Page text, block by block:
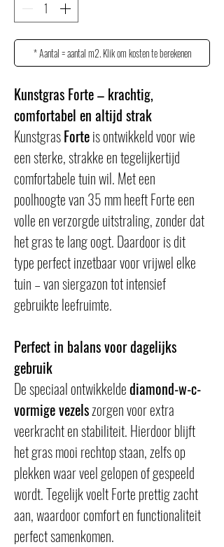
* Aantal = aantal m2. Klik om kosten te berekenen
Kunstgras Forte – krachtig,
comfortabel en altijd strak
Kunstgras Forte is ontwikkeld voor wie
een sterke, strakke en tegelijkertijd
comfortabele tuin wil. Met een
poolhoogte van 35 mm heeft Forte een
volle en verzorgde uitstraling, zonder dat
het gras te lang oogt. Daardoor is dit
type perfect inzetbaar voor vrijwel elke
tuin – van siergazon tot intensief
gebruikte leefruimte.
Perfect in balans voor dagelijks
gebruik
De speciaal ontwikkelde diamond-w-c-
vormige vezels zorgen voor extra
veerkracht en stabiliteit. Hierdoor blijft
het gras mooi rechtop staan, zelfs op
plekken waar veel gelopen of gespeeld
wordt. Tegelijk voelt Forte prettig zacht
aan, waardoor comfort en functionaliteit
perfect samenkomen.